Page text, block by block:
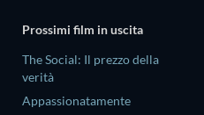
Prossimi film in uscita
The Social: Il prezzo della
verità
Appassionatamente